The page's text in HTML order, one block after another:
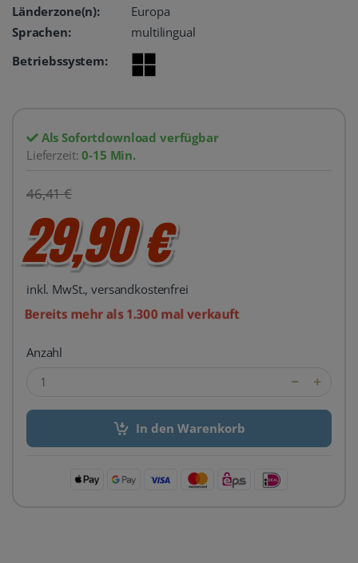
Länderzone(n):
Europa
Sprachen:
multilingual
Betriebssystem:
Als Sofortdownload verfügbar
Lieferzeit:0-15 Min.
46,41 €
29,90 €
inkl. MwSt., versandkostenfrei
Bereits mehr als 1.300 mal verkauft
Anzahl
In den Warenkorb